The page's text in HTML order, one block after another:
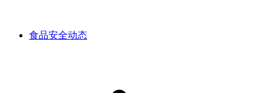
食品安全动态